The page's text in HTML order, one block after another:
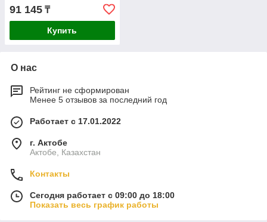
91 145 ₸
Купить
О нас
Рейтинг не сформирован
Менее 5 отзывов за последний год
Работает с 17.01.2022
г. Актобе
Актобе, Казахстан
Контакты
Сегодня работает с 09:00 до 18:00
Показать весь график работы